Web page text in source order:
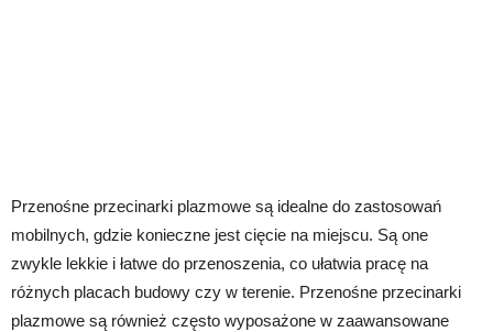
Przenośne przecinarki plazmowe są idealne do zastosowań
mobilnych, gdzie konieczne jest cięcie na miejscu. Są one
zwykle lekkie i łatwe do przenoszenia, co ułatwia pracę na
różnych placach budowy czy w terenie. Przenośne przecinarki
plazmowe są również często wyposażone w zaawansowane